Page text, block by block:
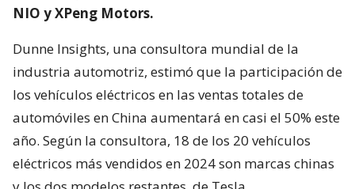
NIO y XPeng Motors.
Dunne Insights, una consultora mundial de la
industria automotriz, estimó que la participación de
los vehículos eléctricos en las ventas totales de
automóviles en China aumentará en casi el 50% este
año. Según la consultora, 18 de los 20 vehículos
eléctricos más vendidos en 2024 son marcas chinas